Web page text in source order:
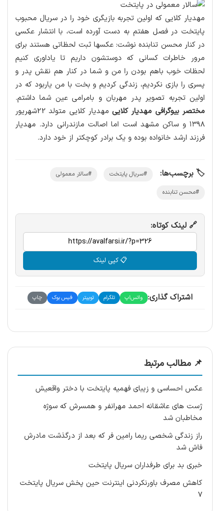
مهدیار کلایی که اولین تجربه بازیگری خود را در سریال محبوب
پایتخت در فصل هفتم به دست آورده است، با انتشار عکسی
در کنار محسن تنابنده نوشت: عکسها ثبت لحظاتی هستند برای
مرور خاطرات کسانی که دوستشون داریم تا یاداوری کنیم
لحظات خوب باهم بودن را من و شما در کنار هم نقش پدر و
پسری را بازی نکردیم، زندگی کردیم و بخت با من یاربود که در
اولین تجربه تصویر پدر مهربان و بامرامی عین شما داشتم.
مختصر بیوگرافی مهدیار کلایی
مهدیار کلایی متولد 22شهریور
۱۳۹۸ و ساکن مشهد است اما اصالت مازندرانی دارد. مهدیار
فرزند ارشد خانواده بوده و یک برادر کوچکتر از خود دارد.
🏷️ برچسب‌ها: #سریال پایتخت #سالار معمولی
#محسن تنابنده
🔗 لینک کوتاه:
📋 کپی لینک
اشتراک گذاری: واتس‌اپ تلگرام توییتر فیس بوک چاپ
📌 مطالب مرتبط
عکس احساسی و زیبای فهمیه پایتخت با دختر واقعیش
ژست های عاشقانه احمد مهرانفر و همسرش که سوژه
مخاطبان شد
راز زندگی شخصی ریما رامین فر که بعد از درگذشت مادرش
فاش شد
خبری بد برای طرفداران سریال پایتخت
کاهش مصرف باورنکردنی اینترنت حین پخش سریال پایتخت
7